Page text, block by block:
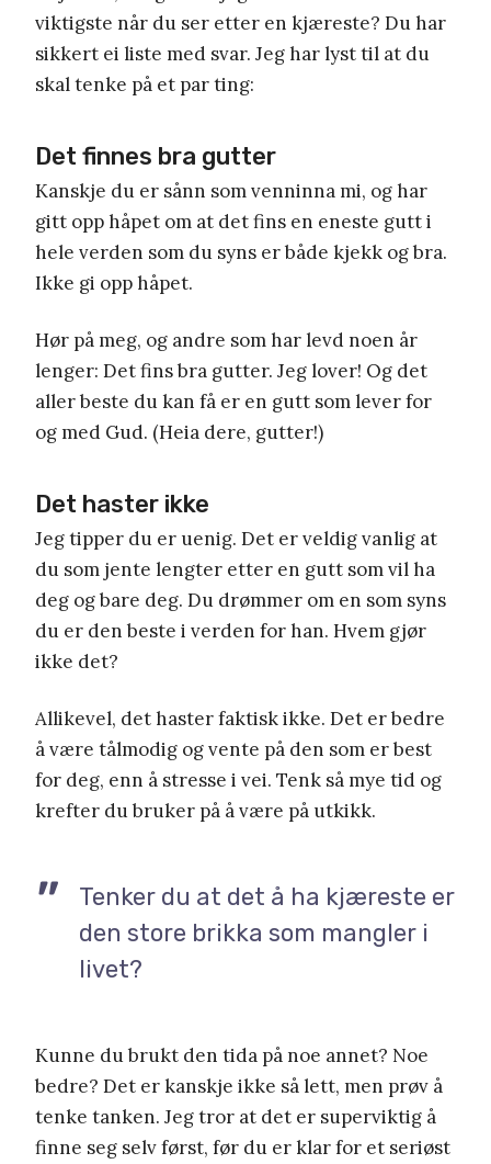
viktigste når du ser etter en kjæreste? Du har
sikkert ei liste med svar. Jeg har lyst til at du
skal tenke på et par ting:
Det finnes bra gutter
Kanskje du er sånn som venninna mi, og har
gitt opp håpet om at det fins en eneste gutt i
hele verden som du syns er både kjekk og bra.
Ikke gi opp håpet.
Hør på meg, og andre som har levd noen år
lenger: Det fins bra gutter. Jeg lover! Og det
aller beste du kan få er en gutt som lever for
og med Gud. (Heia dere, gutter!)
Det haster ikke
Jeg tipper du er uenig. Det er veldig vanlig at
du som jente lengter etter en gutt som vil ha
deg og bare deg. Du drømmer om en som syns
du er den beste i verden for han. Hvem gjør
ikke det?
Allikevel, det haster faktisk ikke. Det er bedre
å være tålmodig og vente på den som er best
for deg, enn å stresse i vei. Tenk så mye tid og
krefter du bruker på å være på utkikk.
Tenker du at det å ha kjæreste er
den store brikka som mangler i
livet?
Kunne du brukt den tida på noe annet? Noe
bedre? Det er kanskje ikke så lett, men prøv å
tenke tanken. Jeg tror at det er superviktig å
finne seg selv først, før du er klar for et seriøst